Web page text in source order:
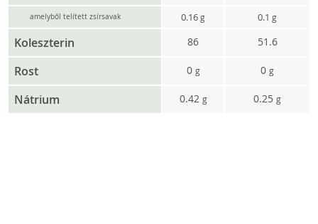
amelyből telített zsírsavak 0.16g 0.1 g
Koleszterin 86 51.6
Rost 0 g 0 g
Nátrium 0.42 g 0.25 g